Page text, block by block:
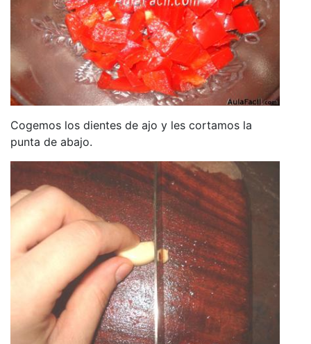
Cogemos los dientes de ajo y les cortamos la
punta de abajo.